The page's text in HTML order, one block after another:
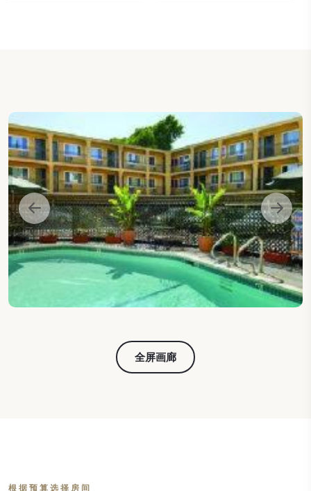
全屏画廊
根据预算选择房间